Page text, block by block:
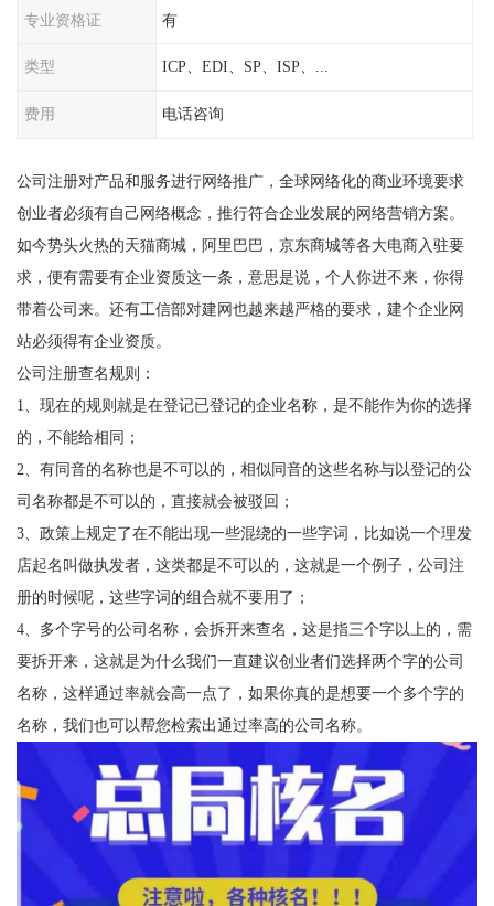
专业资格证 有
类型 ICP、EDI、SP、ISP、...
费用 电话咨询
公司注册对产品和服务进行网络推广，全球网络化的商业环境要求
创业者必须有自己网络概念，推行符合企业发展的网络营销方案。
如今势头火热的天猫商城，阿里巴巴，京东商城等各大电商入驻要
求，便有需要有企业资质这一条，意思是说，个人你进不来，你得
带着公司来。还有工信部对建网也越来越严格的要求，建个企业网
站必须得有企业资质。
公司注册查名规则：
1、现在的规则就是在登记已登记的企业名称，是不能作为你的选择
的，不能给相同；
2、有同音的名称也是不可以的，相似同音的这些名称与以登记的公
司名称都是不可以的，直接就会被驳回；
3、政策上规定了在不能出现一些混绕的一些字词，比如说一个理发
店起名叫做执发者，这类都是不可以的，这就是一个例子，公司注
册的时候呢，这些字词的组合就不要用了；
4、多个字号的公司名称，会拆开来查名，这是指三个字以上的，需
要拆开来，这就是为什么我们一直建议创业者们选择两个字的公司
名称，这样通过率就会高一点了，如果你真的是想要一个多个字的
名称，我们也可以帮您检索出通过率高的公司名称。